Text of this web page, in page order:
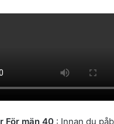
För män 40 : Innan du